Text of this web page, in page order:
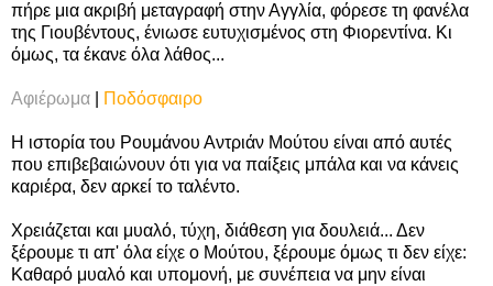
πήρε μια ακριβή μεταγραφή στην Αγγλία, φόρεσε τη φανέλα
της Γιουβέντους, ένιωσε ευτυχισμένος στη Φιορεντίνα. Κι
όμως, τα έκανε όλα λάθος...
Αφιέρωμα Ποδόσφαιρο
Η ιστορία του Ρουμάνου Αντριάν Μούτου είναι από αυτές
που επιβεβαιώνουν ότι για να παίξεις μπάλα και να κάνεις
καριέρα, δεν αρκεί το ταλέντο.
Χρειάζεται και μυαλό, τύχη, διάθεση για δουλειά... Δεν
ξέρουμε τι απ' όλα είχε ο Μούτου, ξέρουμε όμως τι δεν είχε:
Καθαρό μυαλό και υπομονή, με συνέπεια να μην είναι